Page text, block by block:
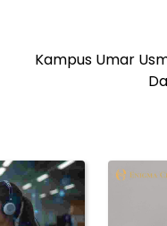
Kampus Umar